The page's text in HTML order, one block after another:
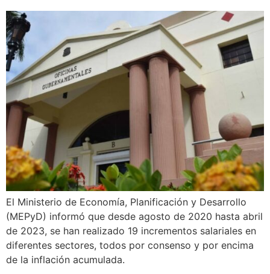
El Ministerio de Economía, Planificación y Desarrollo
(MEPyD) informó que desde agosto de 2020 hasta abril
de 2023, se han realizado 19 incrementos salariales en
diferentes sectores, todos por consenso y por encima
de la inflación acumulada.